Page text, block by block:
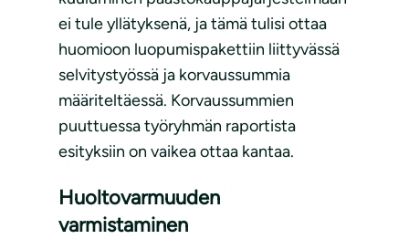
ei tule yllätyksenä, ja tämä tulisi ottaa
huomioon luopumispakettiin liittyvässä
selvitystyössä ja korvaussummia
määriteltäessä. Korvaussummien
puuttuessa työryhmän raportista
esityksiin on vaikea ottaa kantaa.
Huoltovarmuuden
varmistaminen